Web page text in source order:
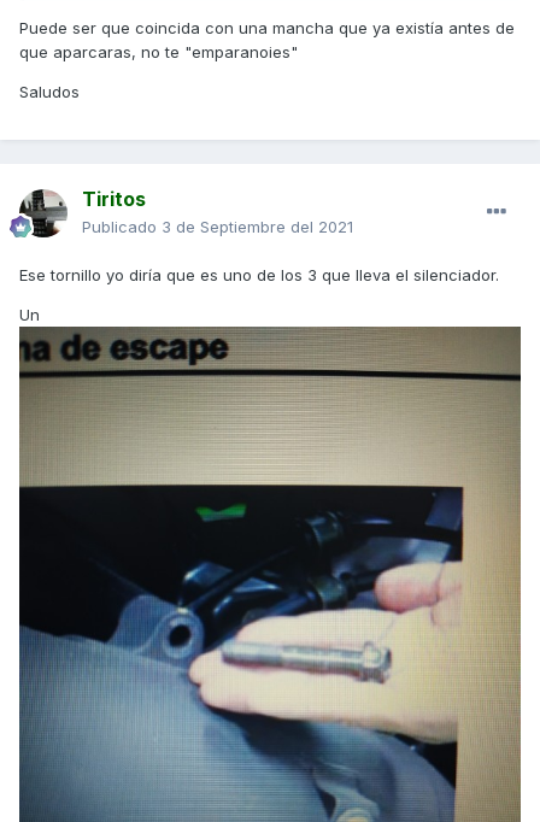
Puede ser que coincida con una mancha que ya existía antes de
que aparcaras, no te "emparanoies"
Saludos
Tiritos
Publicado 3 de Septiembre del 2021
Ese tornillo yo diría que es uno de los 3 que lleva el silenciador.
Un